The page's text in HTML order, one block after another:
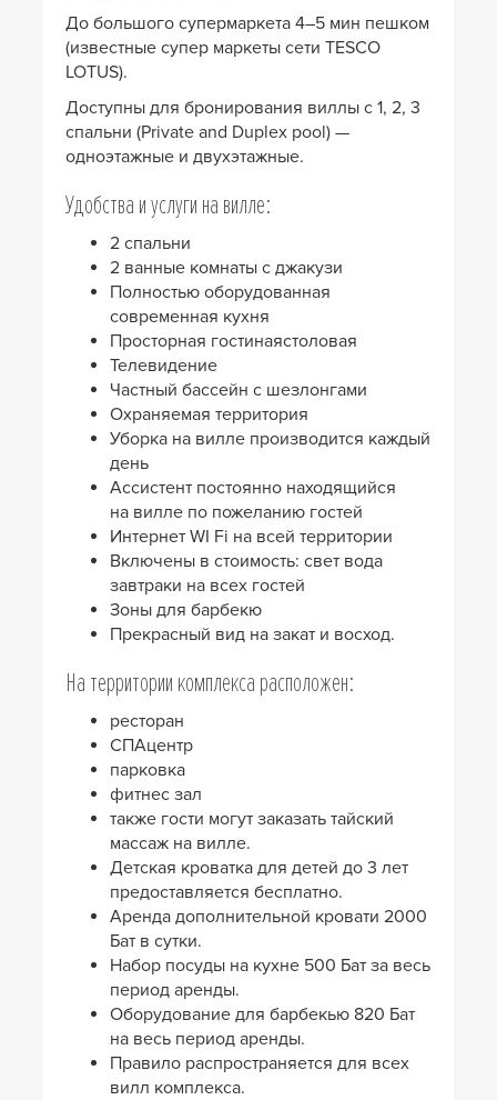
До большого супермаркета 4–5 мин пешком
(известные супер маркеты сети TESCO
LOTUS).
Доступны для бронирования виллы с 1, 2, 3
спальни (Private and Duplex pool) —
одноэтажные и двухэтажные.
Удобства и услуги на вилле:
2 спальни
2 ванные комнаты c джакузи
Полностью оборудованная
современная кухня
Просторная гостинаястоловая
Телевидение
Частный бассейн с шезлонгами
Охраняемая территория
Уборка на вилле производится каждый
день
Ассистент постоянно находящийся
на вилле по пожеланию гостей
Интернет WI Fi на всей территории
Включены в стоимость: свет вода
завтраки на всех гостей
Зоны для барбекю
Прекрасный вид на закат и восход.
На территории комплекса расположен:
ресторан
СПАцентр
парковка
фитнес зал
также гости могут заказать тайский
массаж на вилле.
Детская кроватка для детей до 3 лет
предоставляется бесплатно.
Аренда дополнительной кровати 2000
Бат в сутки.
Набор посуды на кухне 500 Бат за весь
период аренды.
Оборудование для барбекью 820 Бат
на весь период аренды.
Правило распространяется для всех
вилл комплекса.